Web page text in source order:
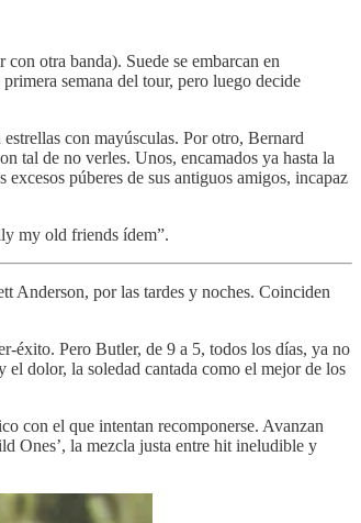
otra banda). Suede se embarcan en
semana del tour, pero luego decide
con mayúsculas. Por otro, Bernard
tal de no verles. Unos, encamados ya hasta la
púberes de sus antiguos amigos, incapaz
my old friends ídem”.
Anderson, por las tardes y noches. Coinciden
éxito. Pero Butler, de 9 a 5, todos los días, ya no
el dolor, la soledad cantada como el mejor de los
con el que intentan recomponerse. Avanzan
Ones’, la mezcla justa entre hit ineludible y